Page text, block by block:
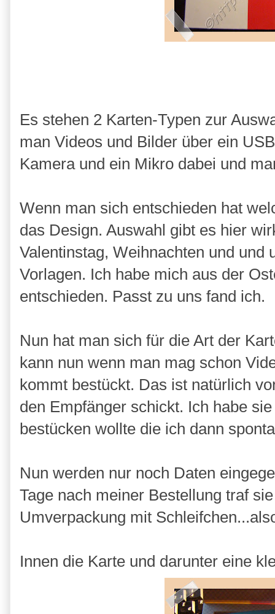
Es stehen 2 Karten-Typen zur
man Videos und Bilder über ein
Kamera und ein Mikro dabei und
Wenn man sich entschieden hat
das Design. Auswahl gibt es hier
Valentinstag, Weihnachten und und
Vorlagen. Ich habe mich aus der
entschieden. Passt zu uns fand ich.
Nun hat man sich für die Art der
kann nun wenn man mag schon
kommt bestückt. Das ist natürlich
den Empfänger schickt. Ich habe
bestücken wollte die ich dann
Nun werden nur noch Daten
Tage nach meiner Bestellung traf
Umverpackung mit
Innen die Karte und darunter eine